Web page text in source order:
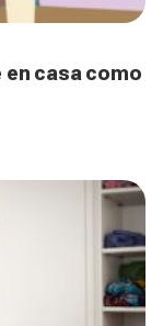
en casa como